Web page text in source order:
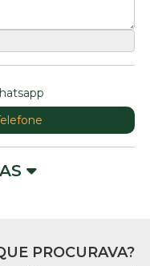
PROCURAVA?